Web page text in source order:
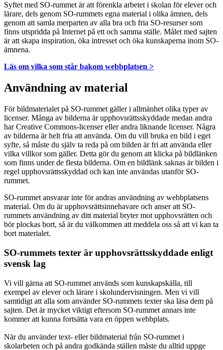
Syftet med SO-rummet är att förenkla arbetet i skolan för elever och
lärare, dels genom SO-rummets egna material i olika ämnen, dels
genom att samla merparten av alla bra och fria SO-resurser som
finns utspridda på Internet på ett och samma ställe. Målet med sajten
är att skapa inspiration, öka intresset och öka kunskaperna inom SO-
ämnena.
Läs om vilka som står bakom webbplatsen >
Användning av material
För bildmaterialet på SO-rummet gäller i allmänhet olika typer av
licenser. Många av bilderna är upphovsrättsskyddade medan andra
har Creative Commons-licenser eller andra liknande licenser. Några
av bilderna är helt fria att använda. Om du vill bruka en bild i eget
syfte, så måste du själv ta reda på om bilden är fri att använda eller
vilka villkor som gäller. Detta gör du genom att klicka på bildlänken
som finns under de flesta bilderna. Om en bildlänk saknas är bilden i
regel upphovsrättsskyddad och kan inte användas utanför SO-
rummet.
SO-rummet ansvarar inte för andras användning av webbplatsens
material. Om du är upphovsrättsinnehavare och anser att SO-
rummets användning av ditt material bryter mot upphovsrätten och
bör plockas bort, så är du välkommen att meddela oss så att vi kan ta
bort materialet.
SO-rummets texter är upphovsrättsskyddade enligt
svensk lag
Vi vill gärna att SO-rummet används som kunskapskälla, till
exempel av elever och lärare i skolundervisningen. Men vi vill
samtidigt att alla som använder SO-rummets texter ska läsa dem på
sajten. Det är mycket viktigt eftersom SO-rummet annars inte
kommer att kunna fortsätta vara en öppen webbplats.
När du använder text- eller bildmaterial från SO-rummet i
skolarbeten och på andra godkända ställen måste du alltid uppge